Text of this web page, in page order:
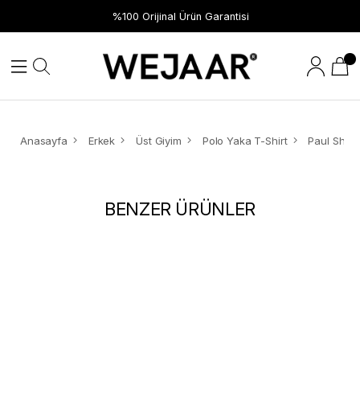
%100 Orijinal Ürün Garantisi
Anasayfa Erkek Üst Giyim Polo Yaka T-Shirt
BENZER ÜRÜNLER